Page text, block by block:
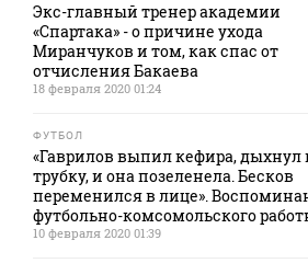
Экс-главный тренер академии
«Спартака» - о причине ухода
Миранчуков и том, как спас от
отчисления Бакаева
18 февраля 2020 01:24
ФУТБОЛ
«Гаврилов выпил кефира, дыхнул
трубку, и она позеленела. Бесков
переменился в лице».
футбольно-комсомольского
10 февраля 2020 01:39